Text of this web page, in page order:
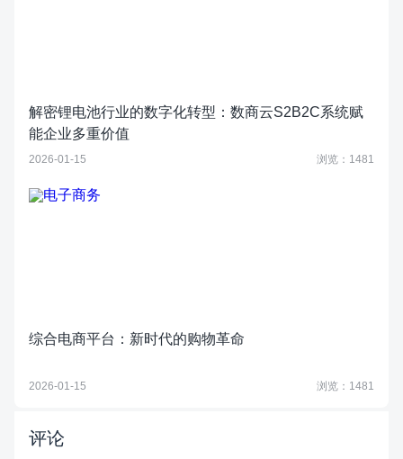
解密锂电池行业的数字化转型：数商云S2B2C系统赋
能企业多重价值
2026-01-15 浏览：1481
综合电商平台：新时代的购物革命
2026-01-15 浏览：1481
评论